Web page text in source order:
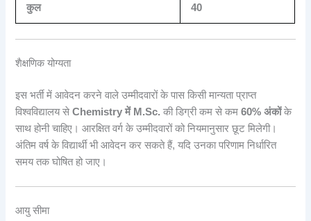
कुल 40
शैक्षणिक योग्यता
इस भर्ती में आवेदन करने वाले उम्मीदवारों के पास किसी मान्यता प्राप्त
विश्वविद्यालय सेChemistry में M.Sc. की डिग्री कम से कम60% अंकोंके
साथ होनी चाहिए। आरक्षित वर्ग के उम्मीदवारों को नियमानुसार छूट मिलेगी।
अंतिम वर्ष के विद्यार्थी भी आवेदन कर सकते हैं, यदि उनका परिणाम निर्धारित
समय तक घोषित हो जाए।
आयु सीमा